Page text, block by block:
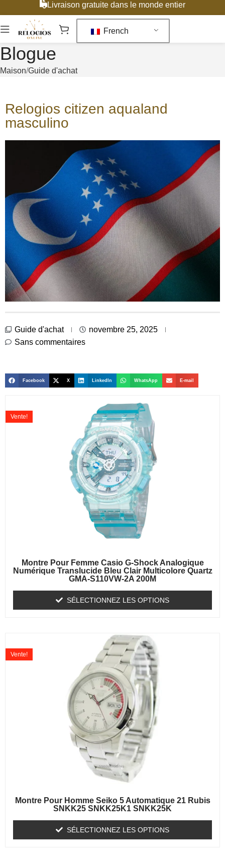
Livraison gratuite dans le monde entier
French
Blogue
Maison Guide d'achat
Relogios citizen aqualand
masculino
Guide d'achat
novembre 25, 2025
Sans commentaires
Facebook X LinkedIn WhatsApp E-mail
Montre Pour Femme Casio G-Shock Analogique
Numérique Translucide Bleu Clair Multicolore Quartz
GMA-S110VW-2A 200M
Vente!
SÉLECTIONNEZ LES OPTIONS
Montre Pour Homme Seiko 5 Automatique 21 Rubis
SNKK25 SNKK25K1 SNKK25K
Vente!
SÉLECTIONNEZ LES OPTIONS